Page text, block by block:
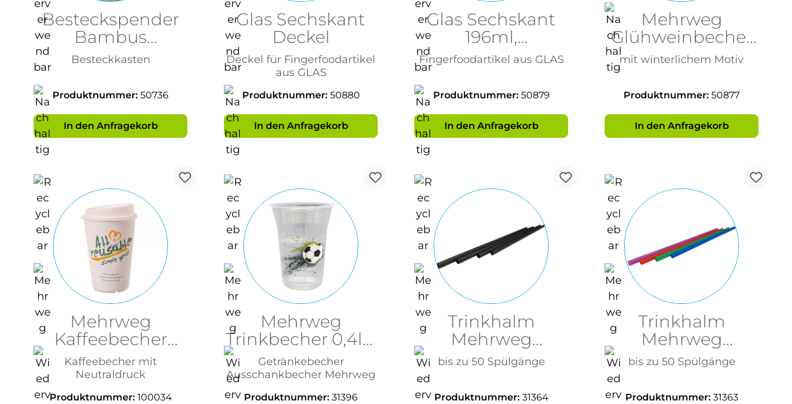
Besteckspender
Bambus
451x280x315mm
Besteckkasten
Produktnummer: 50736
In den Anfragekorb
Glas Sechskant
Deckel
Deckel für Fingerfoodartikel
aus GLAS
Produktnummer: 50880
In den Anfragekorb
Glas Sechskant
196ml,
Einmachglas
Fingerfoodartikel aus GLAS
Produktnummer: 50879
In den Anfragekorb
Mehrweg
Glühweinbecher
Winter 200ml
mit winterlichem Motiv
Produktnummer: 50877
In den Anfragekorb
Mehrweg
Kaffeebecher
200ml
Kaffeebecher mit
Neutraldruck
Produktnummer: 100034
Mehrweg
Trinkbecher 0,4ltr
mit Fußball
Aufdruck
Getränkebecher
Ausschankbecher Mehrweg
Produktnummer: 31396
Trinkhalm
Mehrweg
8x240mm
Schwarz BPA Frei
bis zu 50 Spülgänge
Produktnummer: 31364
Trinkhalm
Mehrweg
7x220mm
Mehrfarbig BPA
Frei
bis zu 50 Spülgänge
Produktnummer: 31363